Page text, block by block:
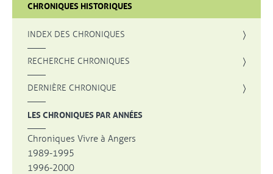
CHRONIQUES HISTORIQUES
INDEX DES CHRONIQUES
RECHERCHE CHRONIQUES , OUVRE UNE NOUVELLE FENÊTRE
DERNIÈRE CHRONIQUE
LES CHRONIQUES PAR ANNÉES
Chroniques Vivre à Angers
1989-1995
1996-2000